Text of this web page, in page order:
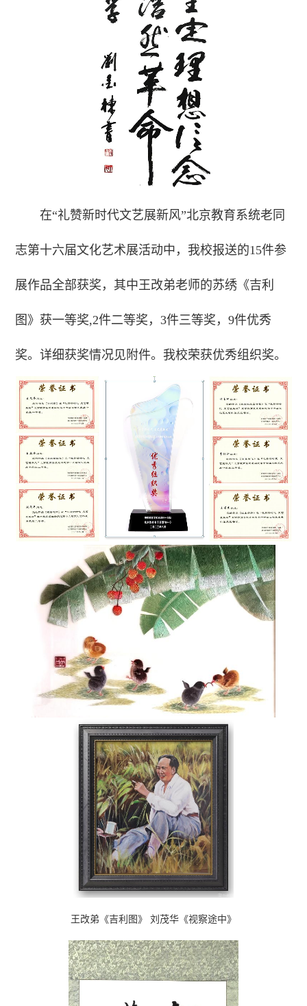
在“礼赞新时代文艺展新风”北京教育系统老同
志第十六届文化艺术展活动中，我校报送的15件参
展作品全部获奖，其中王改弟老师的苏绣《吉利
图》获一等奖,2件二等奖，3件三等奖，9件优秀
奖。详细获奖情况见附件。我校荣获优秀组织奖。
王改弟《吉利图》 刘茂华《视察途中》